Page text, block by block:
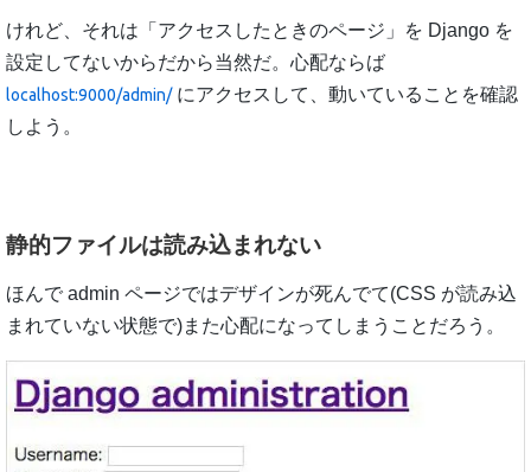
けれど、それは「アクセスしたときのページ」を Django を
設定してないからだから当然だ。心配ならば
localhost:9000/admin/にアクセスして、動いていることを確認
しよう。
静的ファイルは読み込まれない
ほんで admin ページではデザインが死んでて(CSS が読み込
まれていない状態で)また心配になってしまうことだろう。